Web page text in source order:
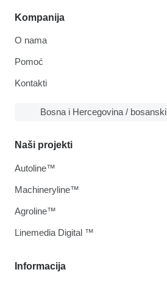
Kompanija
O nama
Pomoć
Kontakti
Bosna i Hercegovina / bosanski
Informacija
Naši projekti
Autoline™
Machineryline™
Agroline™
Linemedia Digital ™